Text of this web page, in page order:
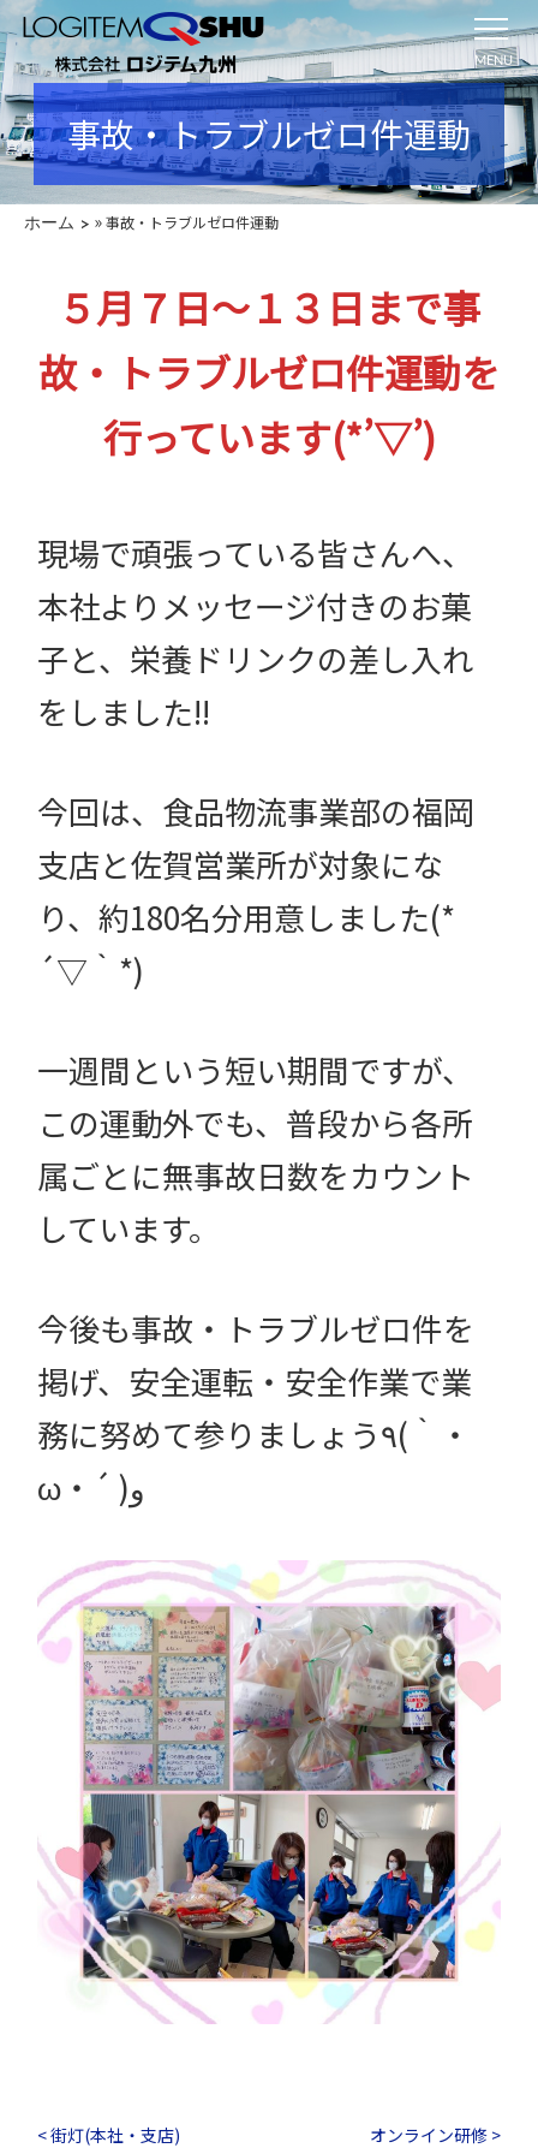
MENU
事故・トラブルゼロ件運動
ホーム »事故・トラブルゼロ件運動
５月７日～１３日まで事
故・トラブルゼロ件運動を
行っています(*’▽’)
現場で頑張っている皆さんへ、
本社よりメッセージ付きのお菓
子と、栄養ドリンクの差し入れ
をしました!!
今回は、食品物流事業部の福岡
支店と佐賀営業所が対象にな
り、約180名分用意しました(*
´▽｀*)
一週間という短い期間ですが、
この運動外でも、普段から各所
属ごとに無事故日数をカウント
しています。
今後も事故・トラブルゼロ件を
掲げ、安全運転・安全作業で業
務に努めて参りましょう٩(｀・
ω・´ )و
< 街灯(本社・支店) オンライン研修 >